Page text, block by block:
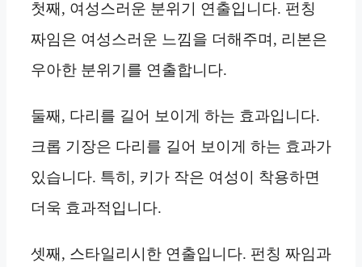
첫째, 여성스러운 분위기 연출입니다. 펀칭
짜임은 여성스러운 느낌을 더해주며, 리본은
우아한 분위기를 연출합니다.
둘째, 다리를 길어 보이게 하는 효과입니다.
크롭 기장은 다리를 길어 보이게 하는 효과가
있습니다. 특히, 키가 작은 여성이 착용하면
더욱 효과적입니다.
셋째, 스타일리시한 연출입니다. 펀칭 짜임과